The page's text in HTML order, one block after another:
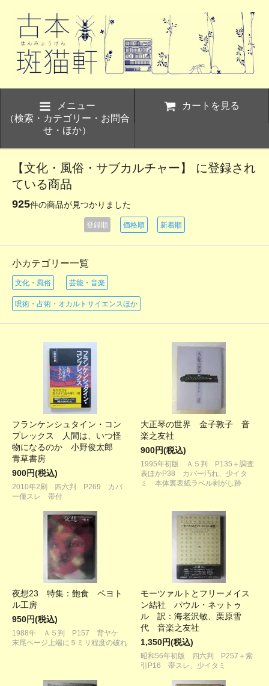
メニュー
（検索・カテゴリー・お問合
せ・ほか）
カートを見る
【文化・風俗・サブカルチャー】 に登録され
ている商品
925件の商品が見つかりました
登録順 価格順 新着順
小カテゴリー一覧
文化・風俗 芸能・音楽
呪術・占術・オカルトサイエンスほか
フランケンシュタイン・コン
プレックス 人間は、いつ怪
物になるのか 小野俊太郎
青草書房
900円(税込)
2010年2刷 四六判 P269 カバ
ー僅スレ 帯付
大正琴の世界 金子敦子 音
楽之友社
900円(税込)
1995年初版 Ａ５判 P135＋調査
表ほかP38 カバー汚れ、少イタ
ミ 本体裏表紙ラベル剥がし跡
夜想23 特集：飽食 ペヨト
ル工房
950円(税込)
1988年 Ａ５判 P157 背ヤケ
末尾ページ上端に５ミリ程度の破れ
モーツァルトとフリーメイス
ン結社 パウル・ネットゥ
ル 訳：海老沢敏、栗原雪
代 音楽之友社
1,350円(税込)
昭和56年初版 四六判 P257＋索
引P16 帯スレ、少イタミ